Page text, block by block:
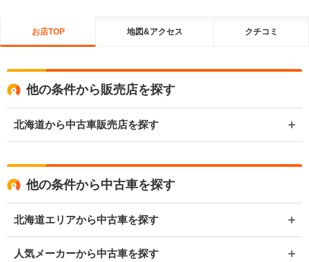
お店TOP 地図&アクセス クチコミ
他の条件から販売店を探す
北海道から中古車販売店を探す
他の条件から中古車を探す
北海道エリアから中古車を探す
人気メーカーから中古車を探す